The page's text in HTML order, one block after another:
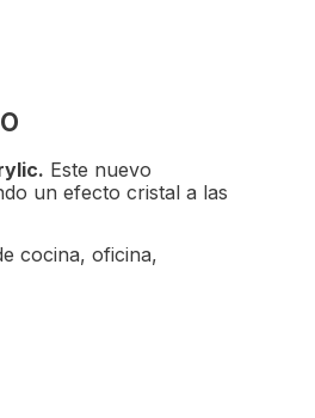
Este nuevo
un efecto cristal a las
cocina, oficina,